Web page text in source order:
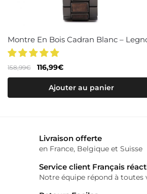
Montre En Bois Cadran Blanc –
158,99€
Le
prix
initial
était :
116,99€Le
prix
actuel
est :
Ajouter au panier
Livraison offerte
en France, Belgique et Suisse
Service client Français
Notre équipe répond à toutes